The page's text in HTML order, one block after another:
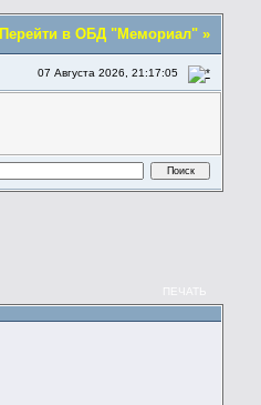
Перейти в ОБД "Мемориал" »
07 Августа 2026, 21:17:05
ПЕЧАТЬ